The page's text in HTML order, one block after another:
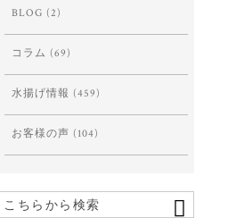
BLOG (2)
コラム (69)
水揚げ情報 (459)
お客様の声 (104)